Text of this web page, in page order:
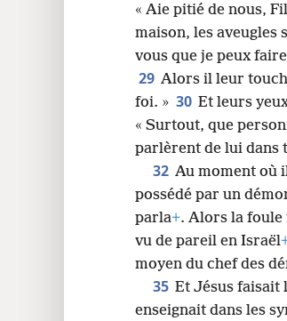
« Aie pitié de nous,
maison, les aveugles
vous que je peux
29 Alors il leur
foi. » 30 Et leurs
« Surtout, que
parlèrent de lui dans
32 Au moment où
possédé par un
parla+. Alors la foule
vu de pareil en Israël
moyen du chef des
35 Et Jésus faisait
enseignait dans les